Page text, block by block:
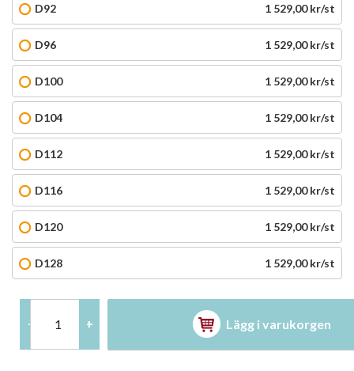
D92 1 529,00 kr/st
D96 1 529,00 kr/st
D100 1 529,00 kr/st
D104 1 529,00 kr/st
D112 1 529,00 kr/st
D116 1 529,00 kr/st
D120 1 529,00 kr/st
D128 1 529,00 kr/st
- + Lägg i varukorgen